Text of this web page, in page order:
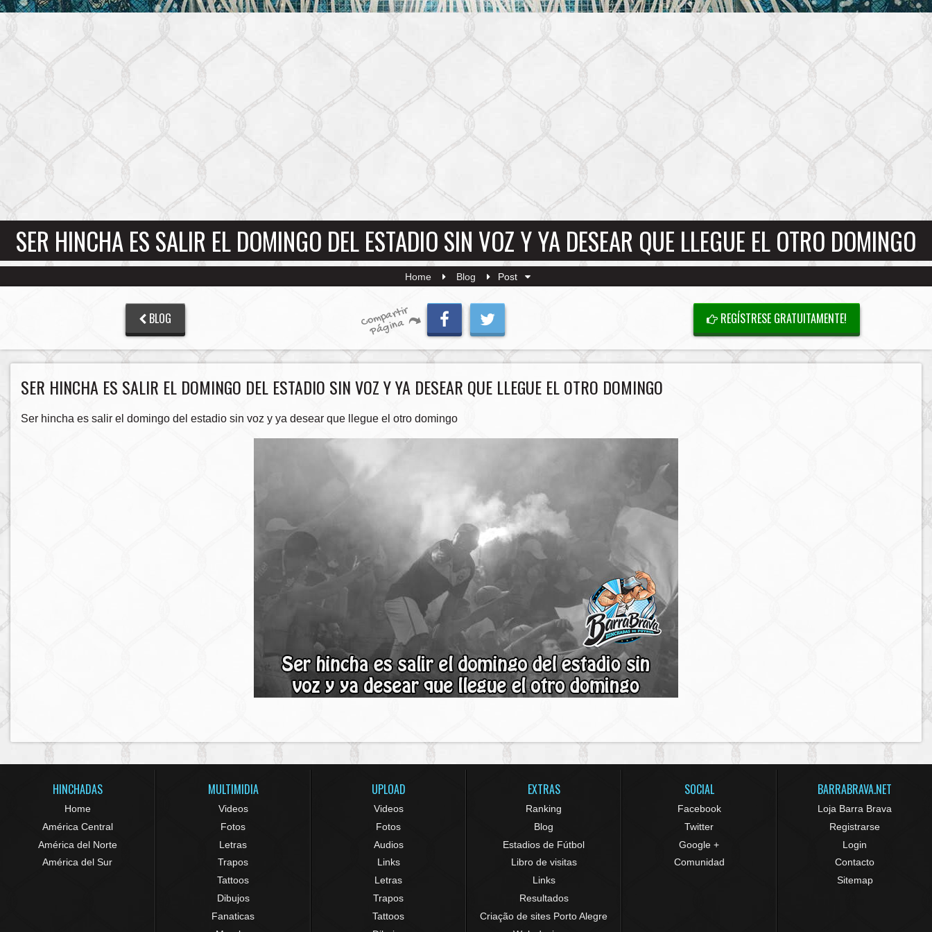
SER HINCHA ES SALIR EL DOMINGO DEL ESTADIO SIN VOZ Y YA DESEAR QUE LLEGUE EL OTRO DOMINGO
Home Blog Post
BLOG C
o
m
p
artir
P
á
gi
n
a REGÍSTRESE GRATUITAMENTE!
SER HINCHA ES SALIR EL DOMINGO DEL ESTADIO SIN VOZ Y YA DESEAR QUE LLEGUE EL OTRO DOMINGO
Ser hincha es salir el domingo del estadio sin voz y ya desear que llegue el otro domingo
HINCHADAS
Home
América Central
América del Norte
América del Sur
MULTIMIDIA
Videos
Fotos
Letras
Trapos
Tattoos
Dibujos
Fanaticas
UPLOAD
Videos
Fotos
Audios
Links
Letras
Trapos
Tattoos
EXTRAS
Ranking
Blog
Estadios de Fútbol
Libro de visitas
Links
Resultados
Criação de sites Porto Alegre
SOCIAL
Facebook
Twitter
Google +
Comunidad
BARRABRAVA.NET
Loja Barra Brava
Registrarse
Login
Contacto
Sitemap